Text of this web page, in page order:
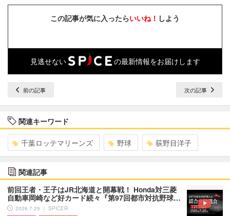
この記事が気に入ったらいいね！ しよう
見逃せない の最新情報をお届けします
前の記事 次の記事
関連キーワード
千葉ロッテマリーンズ 野球 荻野目洋子
関連記事
前回王者・王子はJR北海道と開幕戦！ Honda対三菱
自動車岡崎など好カード続々『第97回都市対抗野球…
2026.7.29 ｜ SPICER